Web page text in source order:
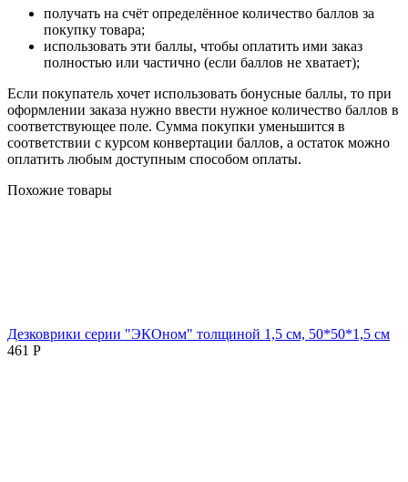
получать на счёт определённое количество баллов за
покупку товара;
использовать эти баллы, чтобы оплатить ими заказ
полностью или частично (если баллов не хватает);
Если покупатель хочет использовать бонусные баллы, то при
оформлении заказа нужно ввести нужное количество баллов в
соответствующее поле. Сумма покупки уменьшится в
соответствии с курсом конвертации баллов, а остаток можно
оплатить любым доступным способом оплаты.
Похожие товары
Дезковрики серии "ЭКОном" толщиной 1,5 см, 50*50*1,5 см
461 Р